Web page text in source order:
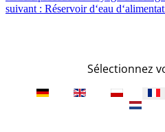
suivant : Réservoir d‘eau
Sélectionnez